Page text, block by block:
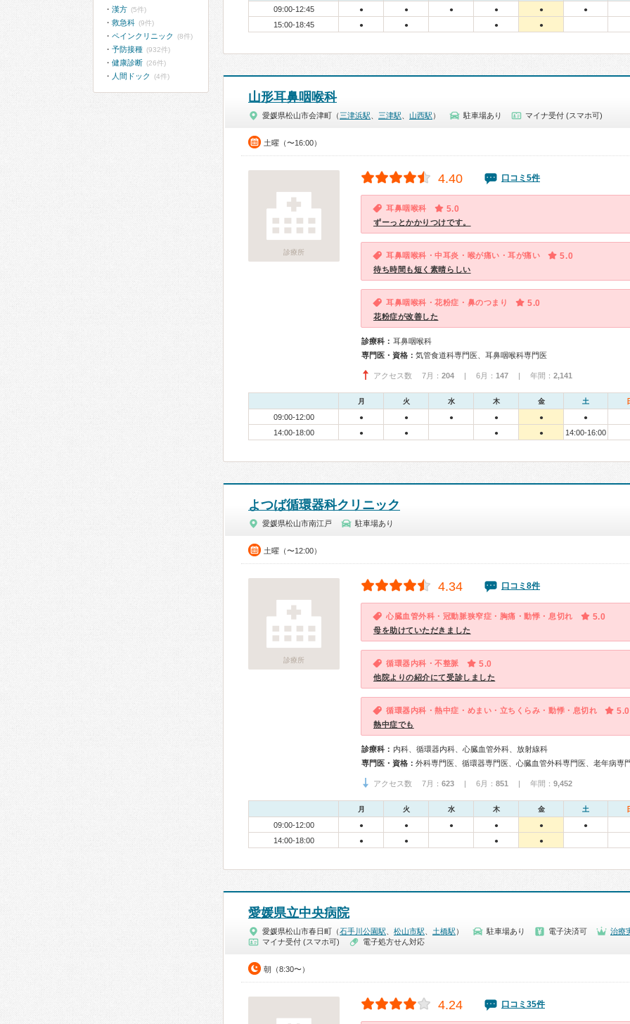
09:00-12:45 ● ● ● ● ● ●
15:00-18:45 ● ● ● ●
山形耳鼻咽喉科
愛媛県松山市会津町（ 三津浜駅 三津駅 山西駅 ） 駐車場あり マイナ受付 (スマホ可)
土曜（〜16:00）
診療所
4.40 口コミ5件
耳鼻咽喉科 5.0
ずーっとかかりつけです。
耳鼻咽喉科・中耳炎・喉が痛い・耳が痛い 5.0
待ち時間も短く素晴らしい
耳鼻咽喉科・花粉症・鼻のつまり 5.0
花粉症が改善した
診療科： 耳鼻咽喉科
専門医・資格： 気管食道科専門医、耳鼻咽喉科専門医
アクセス数 7月： 204 | 6月： 147 | 年間： 2,141
月 火 水 木 金 土
09:00-12:00 ● ● ● ● ● ●
14:00-18:00 ● ● ● ● 14:00-16:00
よつば循環器科クリニック
愛媛県松山市南江戸 駐車場あり
土曜（〜12:00）
診療所
4.34 口コミ8件
心臓血管外科・冠動脈狭窄症・胸痛・動悸・息切れ 5.0
母を助けていただきました
循環器内科・不整脈 5.0
他院よりの紹介にて受診しました
循環器内科・熱中症・めまい・立ちくらみ・動悸・息切れ 5.0
熱中症でも
診療科： 内科、循環器内科、心臓血管外科、放射線科
専門医・資格：
アクセス数 7月： 623 | 6月： 851 | 年間： 9,452
月 火 水 木 金 土
09:00-12:00 ● ● ● ● ● ●
14:00-18:00 ● ● ● ●
愛媛県立中央病院
愛媛県松山市春日町（石手川公園駅 松山市駅 土橋駅 ） 駐車場あり 電子決済可
治療
マイナ受付 (スマホ可)
電子処方せん対応
朝（8:30〜）
4.24 口コミ35件
漢方 (5件)
救急科 (9件)
ペインクリニック (8件)
予防接種 (932件)
健康診断 (26件)
人間ドック (4件)